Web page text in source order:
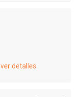
ver detalles